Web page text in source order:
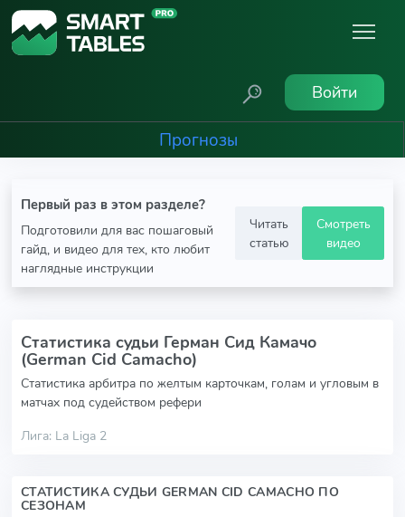
Войти
Прогнозы
Первый раз в этом разделе?
Подготовили для вас пошаговый
гайд, и видео для тех, кто любит
наглядные инструкции
Читать
статью
Смотреть
видео
Статистика судьи Герман Сид Камачо
(German Cid Camacho)
Статистика арбитра по желтым карточкам, голам и угловым в
матчах под судейством рефери
Лига: La Liga 2
СТАТИСТИКА СУДЬИ GERMAN CID CAMACHO ПО
СЕЗОНАМ